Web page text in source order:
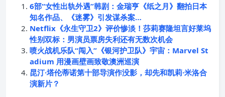
6部“女性出轨外遇”韩剧：金瑞亨《纸之月》翻拍日本
知名作品、《迷雾》引发谋杀案…
Netflix《永生守卫2》评价惨淡！莎莉赛隆坦言好莱坞
性别双标：男演员票房失利还有无数次机会
喷火战机乐队“闯入”《银河护卫队》宇宙：Marvel St
adium 用漫画壁画致敬澳洲巡演
昆汀·塔伦蒂诺第十部导演作没影，却先和凯莉·米洛合
演新片？